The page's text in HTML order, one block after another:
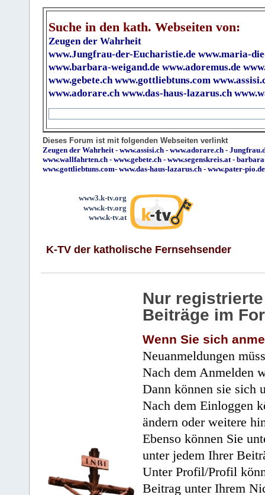
Suche in den kath. Webseiten von:
Zeugen der Wahrheit
www.Jungfrau-der-Eucharistie.de www.maria-
www.barbara-weigand.de www.adoremus.de
www.gebete.ch www.gottliebtuns.com
www.adorare.ch www.das-haus-lazarus.ch
Dieses Forum ist mit folgenden Webseiten verlinkt
Zeugen der Wahrheit - www.assisi.ch - www.adorare.ch -
www.wallfahrten.ch - www.gebete.ch - www.segenskreis.at -
www.gottliebtuns.com- www.das-haus-lazarus.ch - www.pater-pio.de
www3.k-tv.org
www.k-tv.org
www.k-tv.at
K-TV der katholische Fernsehsender
Nur
Beiträge im
Wenn Sie sich
Neuanmeldungen
Nach dem Anmelden
Dann können sie sich
Nach dem Einloggen
ändern oder weitere
Ebenso können Sie
unter jedem Ihrer
Unter Profil/Profil
Beitrag unter Ihrem